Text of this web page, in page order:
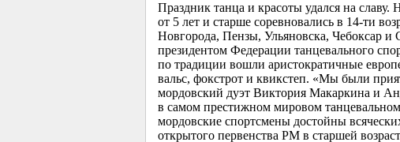
Праздник танца и красоты удался на
от 5 лет и старше соревновались в 14-ти
Новгорода, Пензы, Ульяновска, Чебоксар и
президентом Федерации танцевального
по традиции вошли аристократичные
вальс, фокстрот и квикстеп. «Мы были
мордовский дуэт Виктория Макаркина и
в самом престижном мировом
мордовские спортсмены достойны
открытого первенства РМ в старшей